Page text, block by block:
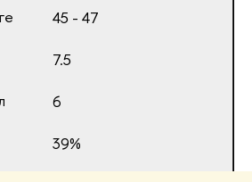
45 - 47
7.5
6
39%